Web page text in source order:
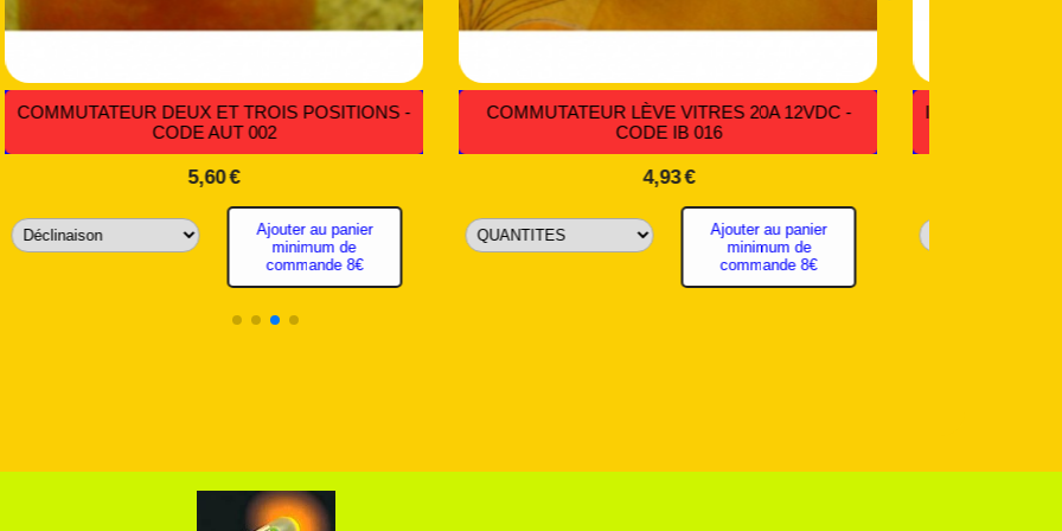
EN 12
au panier
de
LOT DE 1 MÈTRE DE 15,20,30,40,50,MM - CODE
Ajouter au panier minimum de commande
COMMUTATEUR DEUX ET TROIS POSITIONS -
Ajouter au panier
minimum de